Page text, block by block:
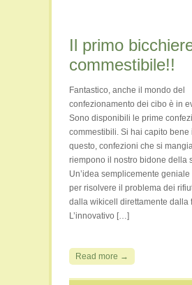
Il primo
commestibile!!
Fantastico, anche il mondo del
confezionamento dei cibo è in
Sono disponibili le prime
commestibili. Si hai capito bene
questo, confezioni che si
riempono il nostro bidone della
Un’idea semplicemente geniale
per risolvere il problema dei
dalla wikicell direttamente dalla
L’innovativo […]
Read more →